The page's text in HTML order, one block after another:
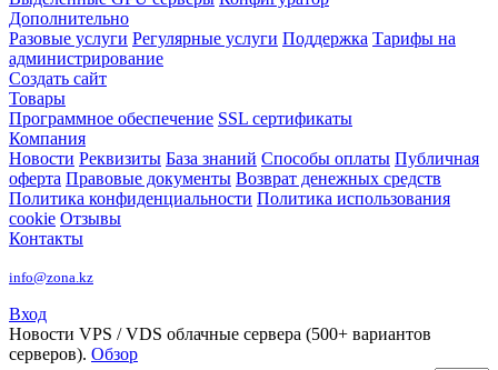
Дополнительно
Разовые услуги Регулярные услуги Поддержка Тарифы на
администрирование
Создать сайт
Товары
Программное обеспечение SSL сертификаты
Компания
Новости Реквизиты База знаний Способы оплаты Публичная
оферта Правовые документы Возврат денежных средств
Политика конфиденциальности Политика использования
cookie Отзывы
Контакты
info@zona.kz
Вход
Новости VPS / VDS облачные сервера (500+ вариантов
серверов). Обзор